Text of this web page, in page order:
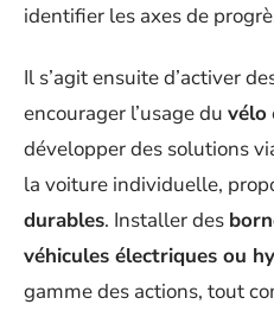
identifier les axes de
Il s’agit ensuite d’activer
encourager l’usage du vélo
développer des solutions
la voiture individuelle,
durables. Installer des
véhicules électriques ou
gamme des actions, tout